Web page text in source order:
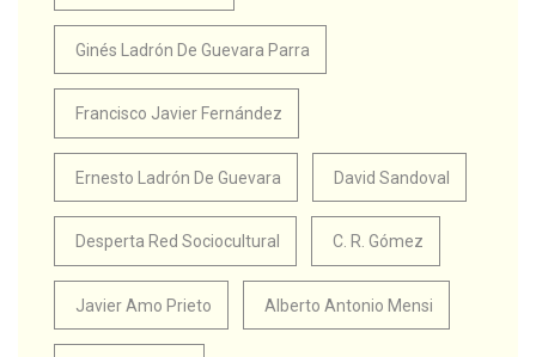
Ginés Ladrón De Guevara Parra
Francisco Javier Fernández
Ernesto Ladrón De Guevara David Sandoval
Desperta Red Sociocultural C. R. Gómez
Javier Amo Prieto Alberto Antonio Mensi